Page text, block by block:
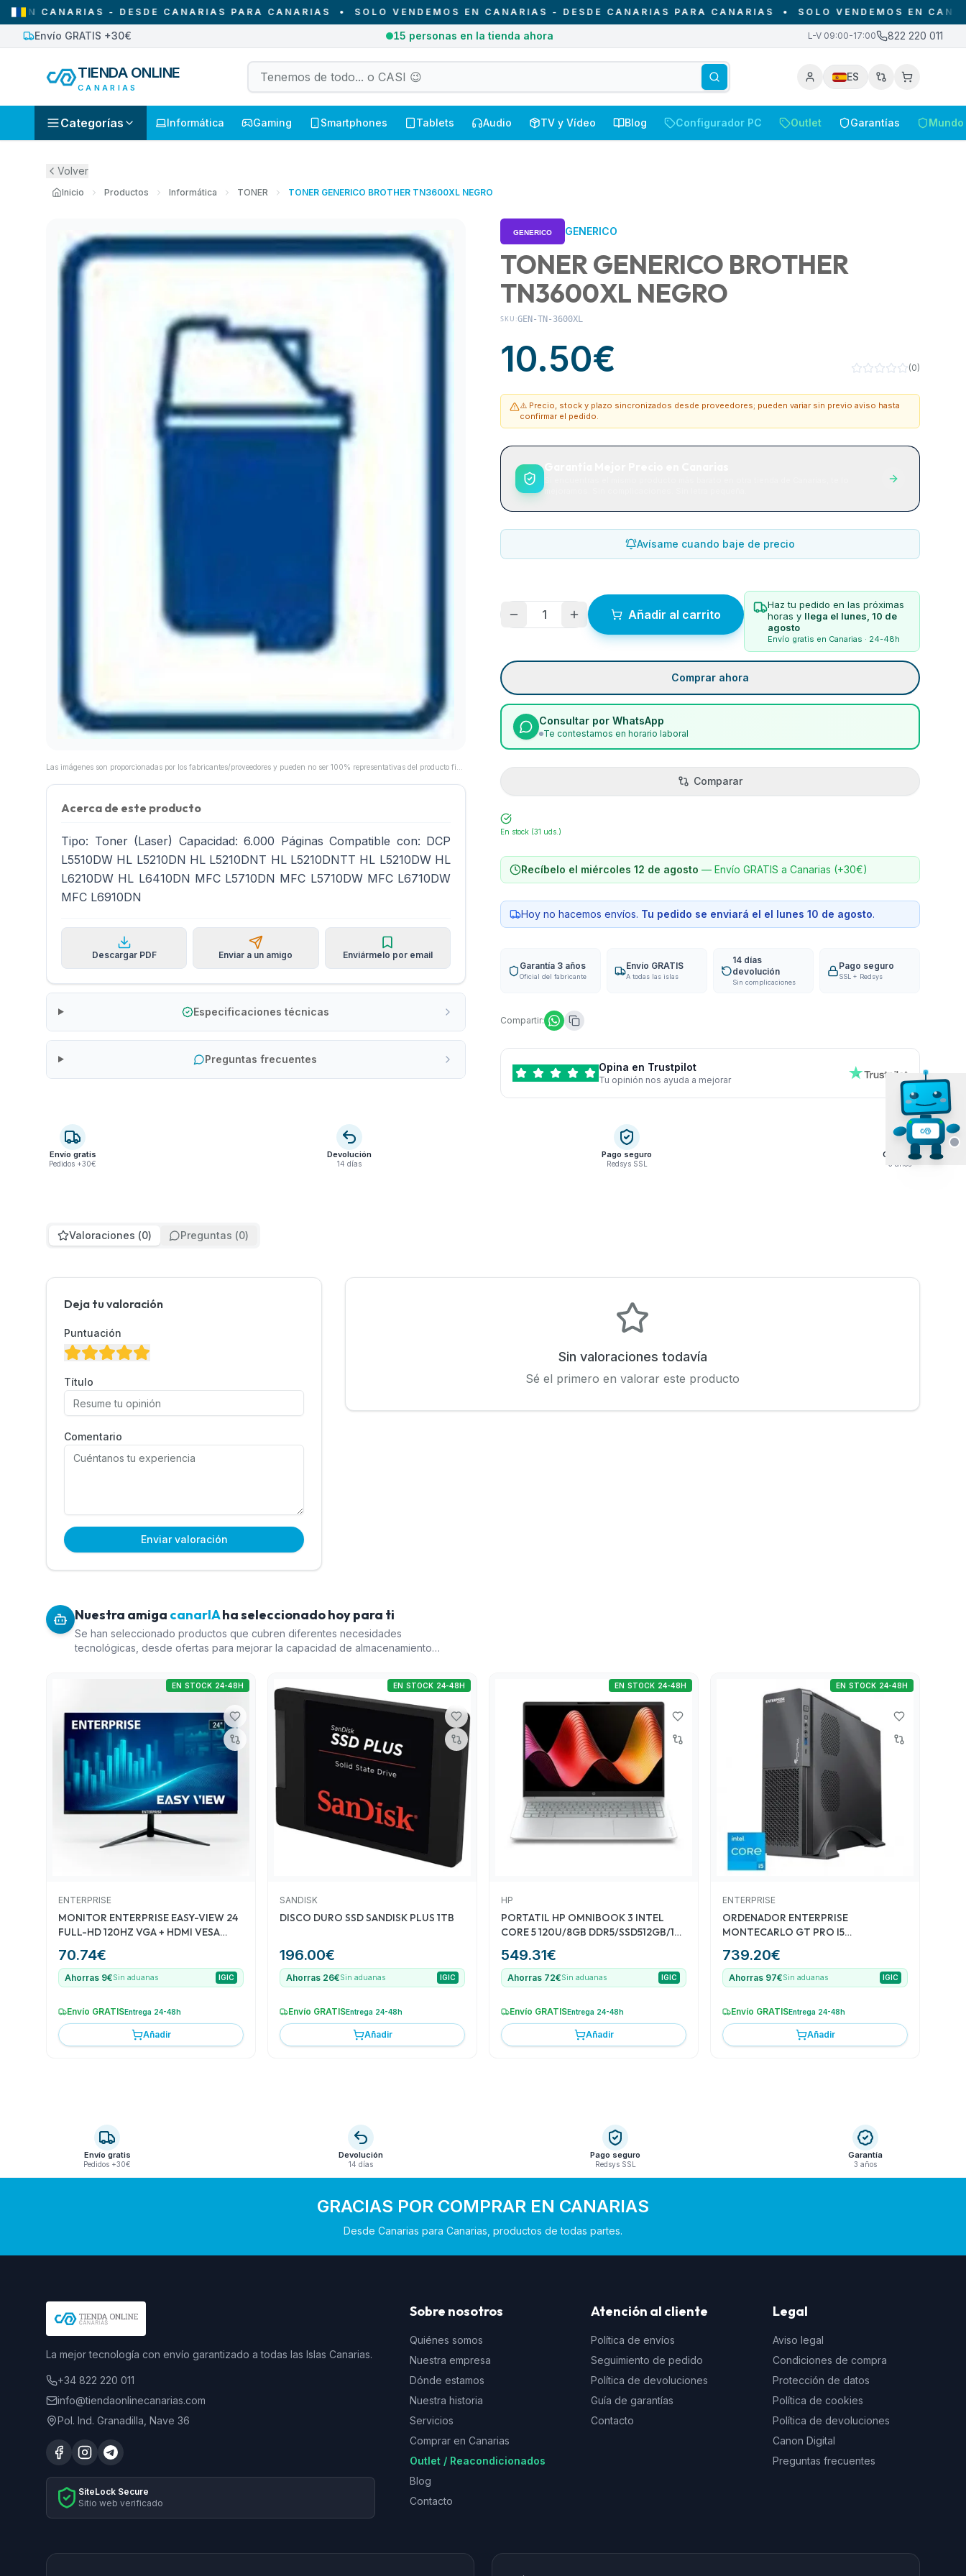
- DESDE CANARIAS PARA CANARIAS•SOLO VENDEMOS EN CANARIAS - DESDE CANARIAS PARA CANARIAS•SOLO VENDEMOS EN CANARIAS -
Envío GRATIS +30€ 1 pedidos recibidos hoy en Canarias L-V 09:00-17:00 822 220 011
TIENDA ONLINE
CANARIAS
ES
Categorías Informática Gaming Smartphones Tablets Audio TV y Vídeo Blog Configurador PC Outlet Garantías
Volver
Inicio Productos Informática TONER TONER GENERICO BROTHER TN3600XL NEGRO
Acerca de este producto
Tipo: Toner (Laser) Capacidad: 6.000 Páginas Compatible con: DCP
L5510DW HL L5210DN HL L5210DNT HL L5210DNTT HL L5210DW HL
L6210DW HL L6410DN MFC L5710DN MFC L5710DW MFC L6710DW
MFC L6910DN
Descargar PDF Enviar a un amigo Enviármelo por email
Especificaciones técnicas
Preguntas frecuentes
GENERICO
TONER GENERICO BROTHER
TN3600XL NEGRO
SKU:GEN-TN-3600XL
10.50€ (0)
⚠️ Precio, stock y plazo sincronizados desde proveedores; pueden variar sin previo aviso hasta
confirmar el pedido.
Avísame cuando baje de precio
1 Añadir al carrito
Haz tu pedido en las próximas
horas y llega el lunes, 10 de
agosto
Envío gratis en Canarias · 24-48h
Comprar ahora
Consultar por WhatsApp
Te contestamos en horario laboral
Comparar
En stock (31 uds.)
Recíbelo el miércoles 12 de agosto — Envío GRATIS a Canarias (+30€)
Hoy no hacemos envíos. Tu pedido se enviará el el lunes 10 de agosto.
Garantía 3 años
Oficial del fabricante
Envío GRATIS
A todas las islas
14 días
devolución
Sin complicaciones
Pago seguro
SSL + Redsys
Compartir:
Opina en Trustpilot
Tu opinión nos ayuda a mejorar
Envío gratis
Pedidos +30€
Devolución
14 días
Pago seguro
Redsys SSL
Garantía
3 años
Valoraciones (0) Preguntas (0)
Deja tu valoración
Puntuación
Título
Comentario
Enviar valoración
Sin valoraciones todavía
Sé el primero en valorar este producto
Nuestra amiga canarIAha seleccionado hoy para ti
Se han seleccionado productos que cubren diferentes necesidades
tecnológicas, desde ofertas para mejorar la capacidad de almacenamiento
monitores accesibles para mejorar la experiencia visual con el MONITOR
ENTERPRISE EASY-VIEW 24. Además, el portátil HP OMNIBOOK 3 ofrece un
rendimiento óptimo con su procesador i5 y SSD de 512GB, adecuado para
usuarios que necesitan un equipo confiable. Por último, el ORDENADOR
ENTERPRISE MONTECARLO GT PRO ofrece un equilibrio entre potencia y
capacidad de actualización. Todos estos productos ofrecen buena relación
calidad-precio y representan una variedad de opciones para distintos
presupuestos.
ENTERPRISE
MONITOR ENTERPRISE EASY-VIEW 24
FULL-HD 120HZ VGA + HDMI VESA
70.74€
EN STOCK 24-48H
Ahorras 9€Sin aduanas IGIC
Envío GRATISEntrega 24-48h
Añadir
SANDISK
DISCO DURO SSD SANDISK PLUS 1TB
196.00€
EN STOCK 24-48H
Ahorras 26€Sin aduanas IGIC
Envío GRATISEntrega 24-48h
Añadir
HP
PORTATIL HP OMNIBOOK 3 INTEL
CORE 5 120U/8GB DDR5/SSD512GB/16
549.31€
EN STOCK 24-48H
Ahorras 72€Sin aduanas IGIC
Envío GRATISEntrega 24-48h
Añadir
ENTERPRISE
ORDENADOR ENTERPRISE
MONTECARLO GT PRO I5
DDR5/SSD500/VGA+HDMI/WIFI+BT/5Y
739.20€
EN STOCK 24-48H
Ahorras 97€Sin aduanas IGIC
Envío GRATISEntrega 24-48h
Añadir
Envío gratis
Pedidos +30€
Devolución
14 días
Pago seguro
Redsys SSL
Garantía
3 años
GRACIAS POR COMPRAR EN CANARIAS
Desde Canarias para Canarias, productos de todas partes.
La mejor tecnología con envío garantizado a todas las Islas Canarias.
+34 822 220 011
info@tiendaonlinecanarias.com
Pol. Ind. Granadilla, Nave 36
SiteLock Secure
Sitio web verificado
Sobre nosotros
Quiénes somos
Nuestra empresa
Dónde estamos
Nuestra historia
Servicios
Comprar en Canarias
Outlet / Reacondicionados
Blog
Contacto
Atención al cliente
Política de envíos
Seguimiento de pedido
Política de devoluciones
Guía de garantías
Contacto
Legal
Aviso legal
Condiciones de compra
Protección de datos
Política de cookies
Política de devoluciones
Canon Digital
Preguntas frecuentes